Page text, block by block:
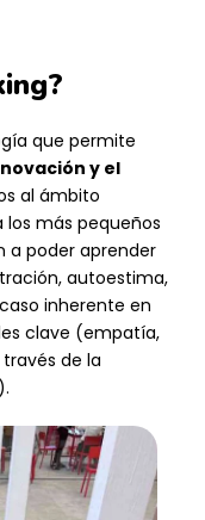
que permite
y el
al ámbito
más pequeños
a poder aprender
autoestima,
inherente en
clave (empatía,
de la